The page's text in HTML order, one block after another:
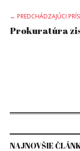
Post
← PREDCHÁDZAJÚCI
Prokuratúra
NAJNOVŠIE